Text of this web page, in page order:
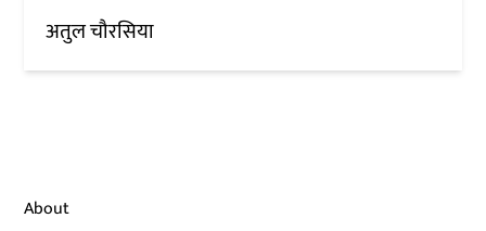
अतुल चौरसिया
About